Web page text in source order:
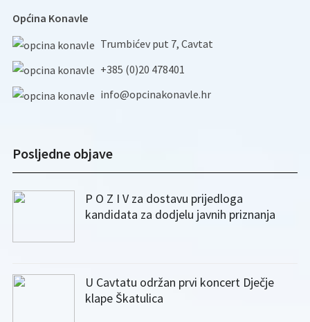
Općina Konavle
Trumbićev put 7, Cavtat
+385 (0)20 478401
info@opcinakonavle.hr
Posljedne objave
P O Z I V za dostavu prijedloga
kandidata za dodjelu javnih priznanja
U Cavtatu održan prvi koncert Dječje
klape Škatulica